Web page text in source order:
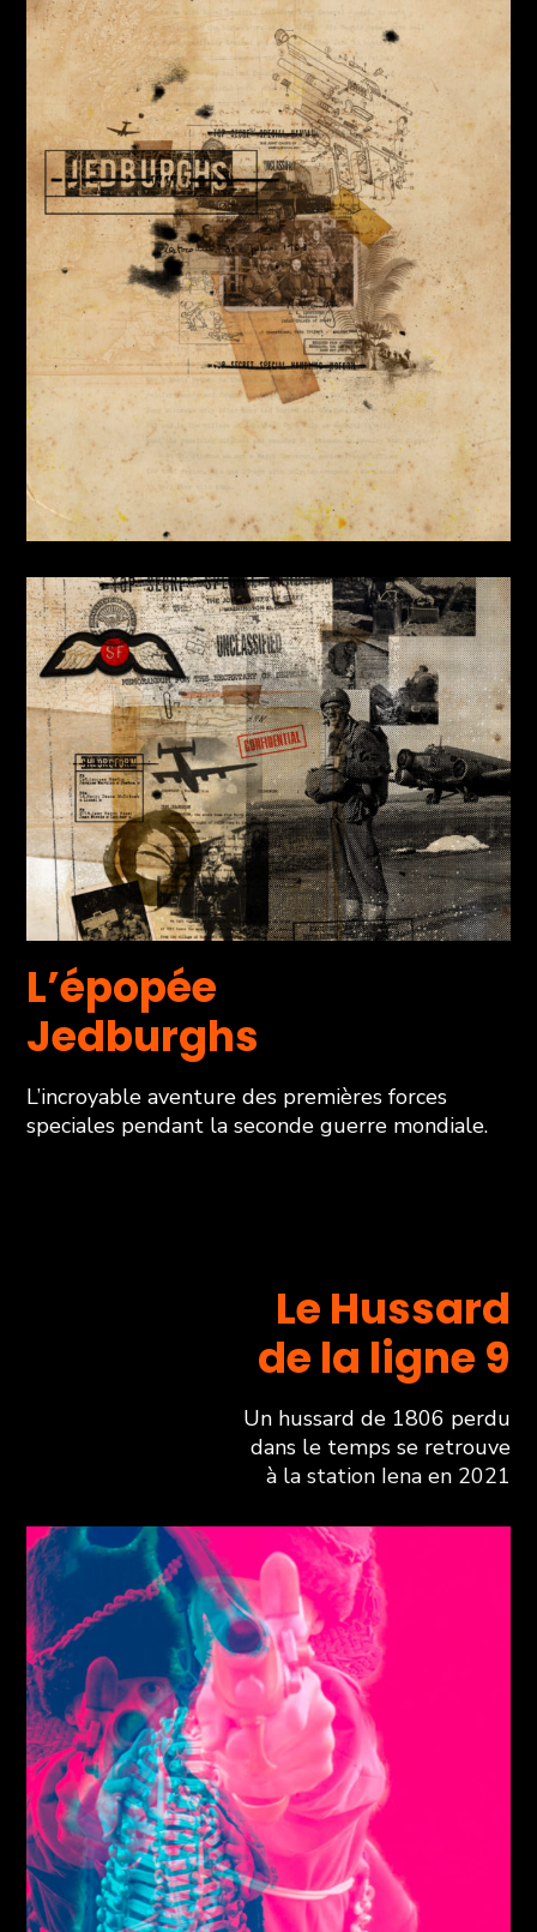
L’épopée
Jedburghs
L’incroyable aventure des premières forces
speciales pendant la seconde guerre mondiale.
Le Hussard
de la ligne 9
Un hussard de 1806 perdu
dans le temps se retrouve
à la station Iena en 2021